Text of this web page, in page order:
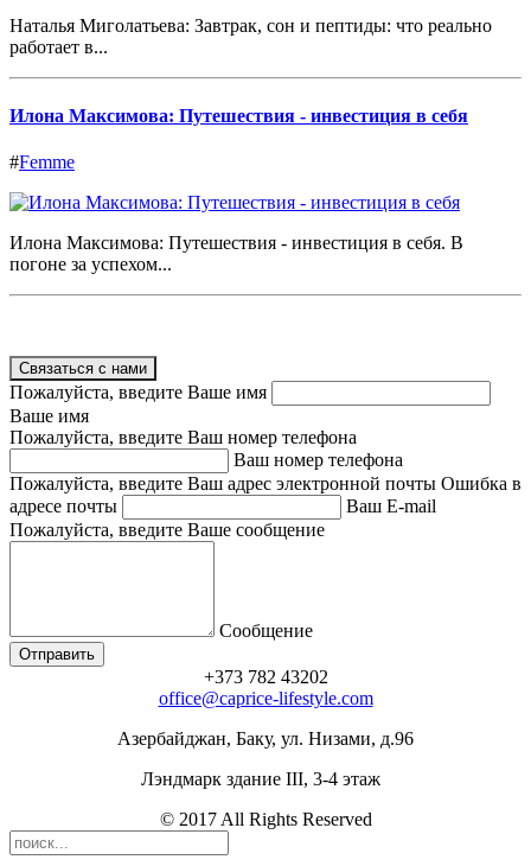
Наталья Миголатьева: Завтрак, сон и пептиды: что реально
работает в...
Илона Максимова: Путешествия - инвестиция в себя
#Femme
Илона Максимова: Путешествия - инвестиция в себя. В
погоне за успехом...
Связаться с нами
Пожалуйста, введите Ваше имя
Ваше имя
Пожалуйста, введите Ваш номер телефона
Ваш номер телефона
Пожалуйста, введите Ваш адрес электронной почты Ошибка в
адресе почты
Ваш E-mail
Пожалуйста, введите Ваше сообщение
Сообщение
+373 782 43202
office@caprice-lifestyle.com
Азербайджан, Баку, ул. Низами, д.96
Лэндмарк здание III, 3-4 этаж
© 2017 All Rights Reserved